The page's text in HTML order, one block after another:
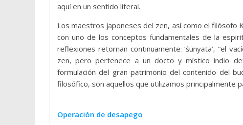
aquí en un sentido literal.
Los maestros japoneses del zen, así como el filósofo
con uno de los conceptos fundamentales de la
reflexiones retornan continuamente: ‘śūnyatā’, “el
zen, pero pertenece a un docto y místico indio
formulación del gran patrimonio del contenido del
filosófico, son aquellos que utilizamos principalmente
Operación de desapego